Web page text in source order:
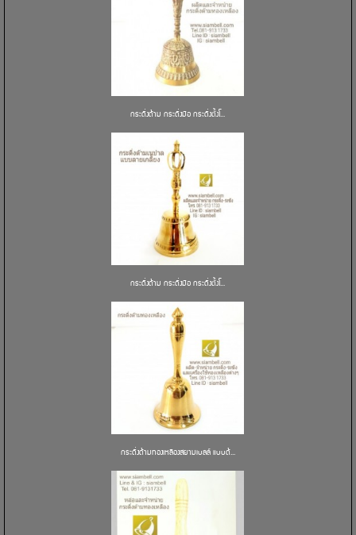
กระดิ่งด้าม กระดิ่งมือ กระดิ่งตั้งโ...
กระดิ่งด้าม กระดิ่งมือ กระดิ่งตั้งโ...
กระดิ่งด้ามทองเหลืองสยามเบลล์ แบบด้...